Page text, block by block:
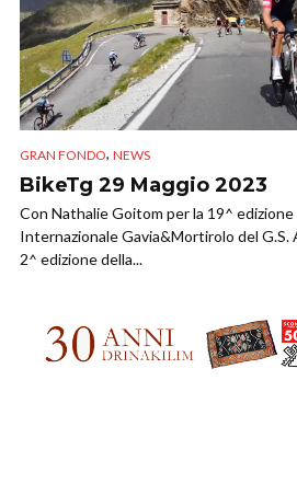
GRAN FONDO, NEWS
BikeTg 29 Maggio 2023
Con Nathalie Goitom per la 19^
Internazionale Gavia&Mortirolo del G.S.
2^ edizione della...